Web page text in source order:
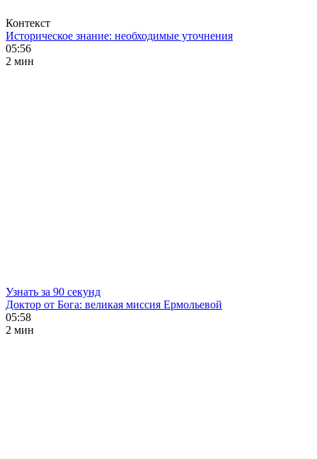
Контекст
Историческое знание: необходимые уточнения
05:56
2 мин
Узнать за 90 секунд
Доктор от Бога: великая миссия Ермольевой
05:58
2 мин